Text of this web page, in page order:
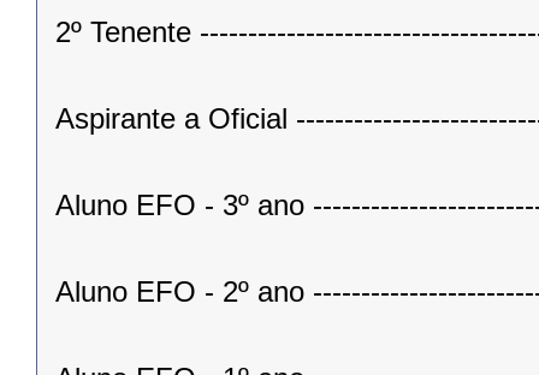
2º Tenente
Aspirante a Oficial
Aluno EFO - 3º ano
Aluno EFO - 2º ano